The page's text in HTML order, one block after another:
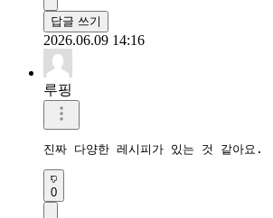
답글 쓰기
2026.06.09 14:16
루핑
진짜 다양한 레시피가 있는 것 같아요.
0